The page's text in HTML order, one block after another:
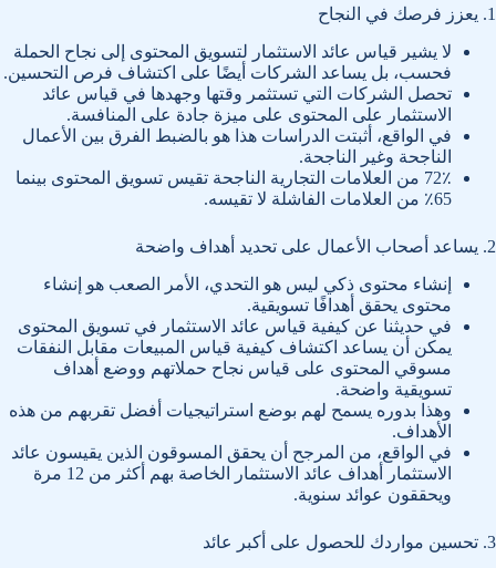
1. يعزز فرصك في النجاح
لا يشير قياس عائد الاستثمار لتسويق المحتوى إلى نجاح الحملة
فحسب، بل يساعد الشركات أيضًا على اكتشاف فرص التحسين.
تحصل الشركات التي تستثمر وقتها وجهدها في قياس عائد
الاستثمار على المحتوى على ميزة جادة على المنافسة.
في الواقع، أثبتت الدراسات هذا هو بالضبط الفرق بين الأعمال
الناجحة وغير الناجحة.
72٪ من العلامات التجارية الناجحة تقيس تسويق المحتوى بينما
65٪ من العلامات الفاشلة لا تقيسه.
2. يساعد أصحاب الأعمال على تحديد أهداف واضحة
إنشاء محتوى ذكي ليس هو التحدي، الأمر الصعب هو إنشاء
محتوى يحقق أهدافًا تسويقية.
في حديثنا عن كيفية قياس عائد الاستثمار في تسويق المحتوى
يمكن أن يساعد اكتشاف كيفية قياس المبيعات مقابل النفقات
مسوقي المحتوى على قياس نجاح حملاتهم ووضع أهداف
تسويقية واضحة.
وهذا بدوره يسمح لهم بوضع استراتيجيات أفضل تقربهم من هذه
الأهداف.
في الواقع، من المرجح أن يحقق المسوقون الذين يقيسون عائد
الاستثمار أهداف عائد الاستثمار الخاصة بهم أكثر من 12 مرة
ويحققون عوائد سنوية.
3. تحسين مواردك للحصول على أكبر عائد